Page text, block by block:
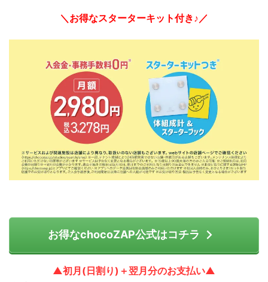
＼お得なスターターキット付き♪／
お得なchocoZAP公式はコチラ
▲初月(日割り)＋翌月分のお支払い▲